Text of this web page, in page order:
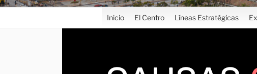
Inicio El Centro Líneas Estratégicas